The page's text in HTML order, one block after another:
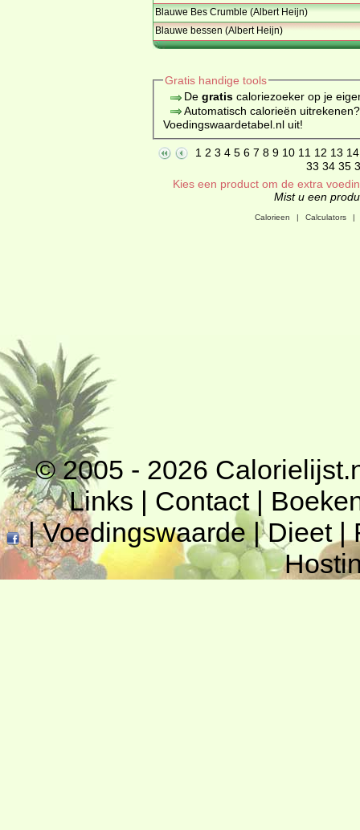
Blauwe Bes Crumble (Albert Heijn)
Blauwe bessen (Albert Heijn)
Gratis handige tools
De gratiscaloriezoeker op je
Automatisch calorieën
Voedingswaardetabel.nl uit!
1 2 3 4 5 6 7 8 9 10 11 12 13 14
33 34 35
Kies een product om de extra
Mist u een
Calorieen | Calculators |
© 2005 - 2026
Links | Contact|
|Voedingswaarde|Dieet|